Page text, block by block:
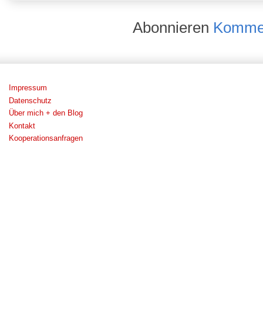
Abonnieren
Impressum
Datenschutz
Über mich + den Blog
Kontakt
Kooperationsanfragen